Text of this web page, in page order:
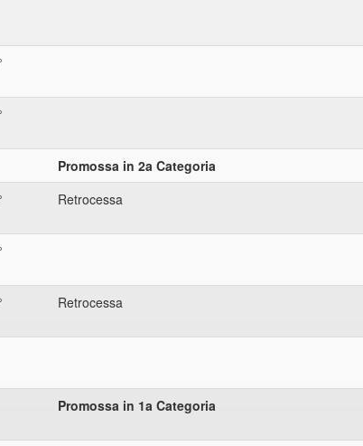
Promossa in 2a Categoria
Retrocessa
Retrocessa
Promossa in 1a Categoria